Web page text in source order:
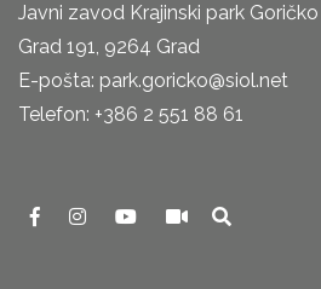
Javni zavod Krajinski park Goričko
Grad 191, 9264 Grad
E-pošta: park.goricko@siol.net
Telefon: +386 2 551 88 61